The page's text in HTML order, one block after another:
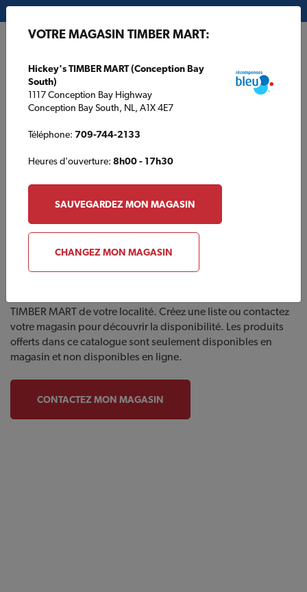
Catalogue des produits
TIMBER MART de votre localité. Créez une liste ou contactez
votre magasin pour découvrir la disponibilité. Les produits
offerts dans ce catalogue sont seulement disponibles en
magasin et non disponibles en ligne.
CONTACTEZ MON MAGASIN
VOTRE MAGASIN TIMBER MART:
Hickey's TIMBER MART (Conception Bay
South)
1117 Conception Bay Highway
Conception Bay South, NL, A1X 4E7
Téléphone: 709-744-2133
Heures d'ouverture: 8h00 - 17h30
SAUVEGARDEZ MON MAGASIN
CHANGEZ MON MAGASIN